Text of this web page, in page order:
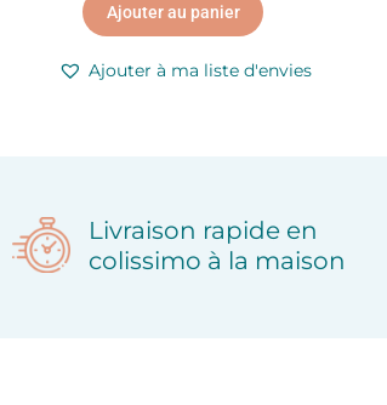
Ajouter au panier
Ajouter à ma liste d'envies
Livraison rapide en
colissimo à la maison